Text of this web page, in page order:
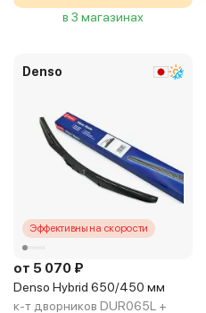
в 3 магазинах
Denso
Эффективны на скорости
от 5 070 ₽
Denso Hybrid 650/450 мм
к-т дворников DUR065L +